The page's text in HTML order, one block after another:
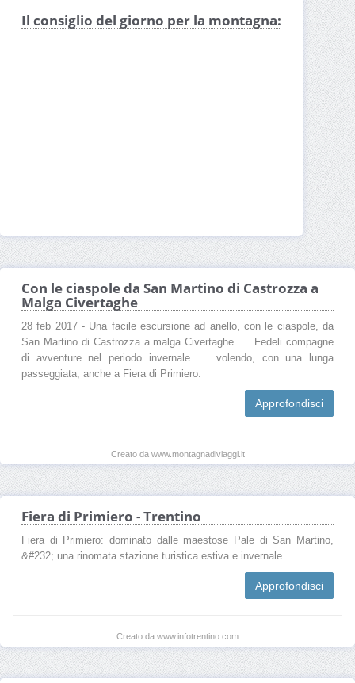
Il consiglio del giorno per la montagna:
Con le ciaspole da San Martino di Castrozza a
Malga Civertaghe
28 feb 2017 - Una facile escursione ad anello, con le ciaspole, da
San Martino di Castrozza a malga Civertaghe. ... Fedeli compagne
di avventure nel periodo invernale. ... volendo, con una lunga
passeggiata, anche a Fiera di Primiero.
Approfondisci
Creato da www.montagnadiviaggi.it
Fiera di Primiero - Trentino
Fiera di Primiero: dominato dalle maestose Pale di San Martino,
&#232; una rinomata stazione turistica estiva e invernale
Approfondisci
Creato da www.infotrentino.com